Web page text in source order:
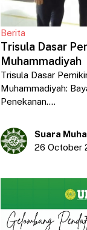
Berita
Trisula Dasar
Muhammadiyah
Trisula Dasar
Muhammadiyah:
Penekanan....
Suara
26 October